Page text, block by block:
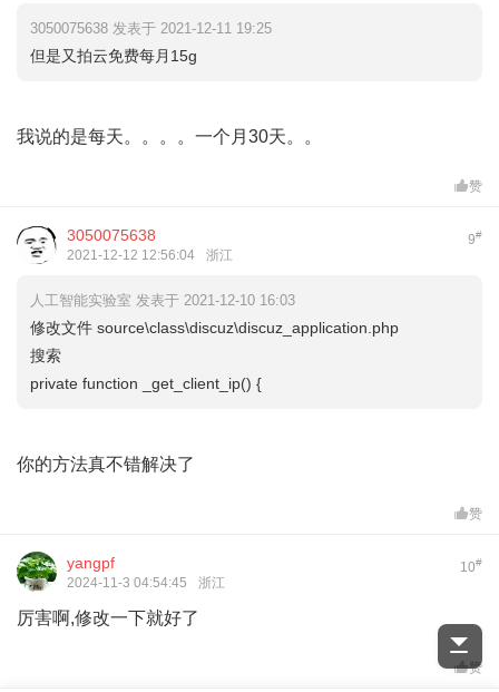
3050075638 发表于 2021-12-11 19:25
但是又拍云免费每月15g
我说的是每天。。。。一个月30天。。
赞
9#
3050075638
2021-12-12 12:56:04 浙江
人工智能实验室 发表于 2021-12-10 16:03
修改文件 source\class\discuz\discuz_application.php
搜索
private function _get_client_ip() {
你的方法真不错解决了
赞
10#
yangpf
2024-11-3 04:54:45 浙江
厉害啊,修改一下就好了
赞